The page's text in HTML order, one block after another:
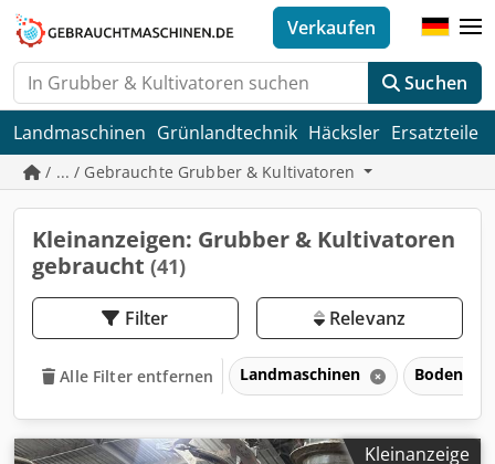
Suchen
Verkaufen
Landmaschinen Grünlandtechnik Häcksler Ersatzteile
/ ... / Gebrauchte Grubber & Kultivatoren
Kleinanzeigen: Grubber & Kultivatoren
gebraucht (41)
Filter Relevanz
Alle Filter entfernen Landmaschinen
Kleinanzeige